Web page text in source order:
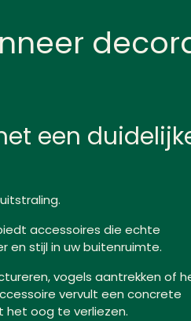
een
accessoires die echte
stijl in uw buitenruimte.
vogels aantrekken of
vervult een concrete
het oog te verliezen.